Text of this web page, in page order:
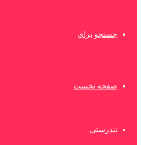
جستجو برای
صفحه نخست
تندرستی